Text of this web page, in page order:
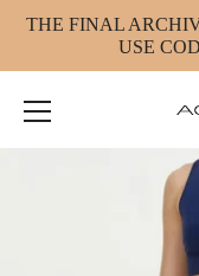
Inhalt
THE FINAL
USE